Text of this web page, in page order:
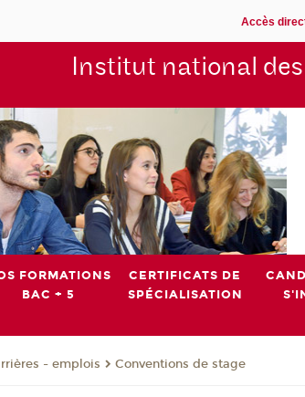
Accès
Institut national des
FORMATIONS
BAC + 5
CERTIFICATS DE
SPÉCIALISATION
- emplois Conventions de stage